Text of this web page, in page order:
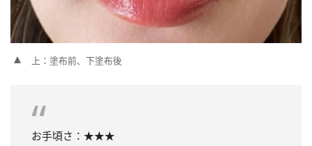
上：塗布前、下塗布後
お手頃さ：★★★